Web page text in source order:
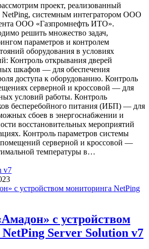
проект, реализованный
NetPing, системным интегратором ООО
ООО «Газпромнефть ИТО».
решить множество задач,
параметров и контролем
оборудования в условиях
Контроль открывания дверей
шкафов ― для обеспечения
доступа к оборудованию. Контроль
серверной и кроссовой ― для
условий работы. Контроль
бесперебойного питания (ИБП) ― для
сбоев в энергоснабжении и
восстановительных мероприятий
Контроль параметров системы
серверной и кроссовой ―
температуры в…
v7
с устройством
Server Solution v7